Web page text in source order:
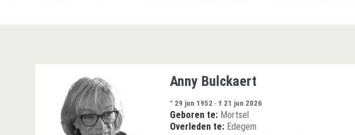
Anny Bulckaert
° 29 jun 1952 - † 21 jun 2026
Geboren te: Mortsel
Overleden te: Edegem